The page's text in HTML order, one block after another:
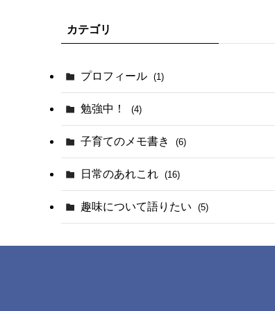
カテゴリ
プロフィール (1)
勉強中！ (4)
子育てのメモ書き (6)
日常のあれこれ (16)
趣味について語りたい (5)